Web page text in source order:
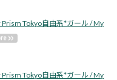
Prism Tokyo自由系*ガール / My
Prism Tokyo自由系*ガール / My